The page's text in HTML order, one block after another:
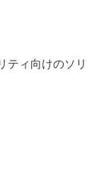
ティ向けのソリ